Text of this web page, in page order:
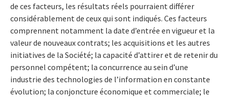
de ces facteurs, les résultats réels pourraient différer
considérablement de ceux qui sont indiqués. Ces facteurs
comprennent notamment la date d’entrée en vigueur et la
valeur de nouveaux contrats; les acquisitions et les autres
initiatives de la Société; la capacité d’attirer et de retenir du
personnel compétent; la concurrence au sein d’une
industrie des technologies de l’information en constante
évolution; la conjoncture économique et commerciale; le